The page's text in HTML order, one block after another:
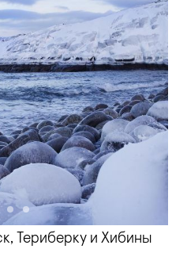
Териберку и Хибины